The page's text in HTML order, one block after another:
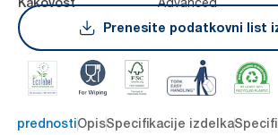
Prenesite podatkovni list
prednostiOpisSpecifikacije izdelka